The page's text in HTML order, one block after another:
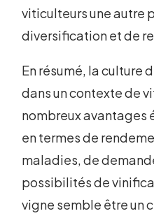
viticulteurs une autre
diversification et de
En résumé, la culture
dans un contexte de
nombreux avantages
en termes de
maladies, de
possibilités de
vigne semble être un